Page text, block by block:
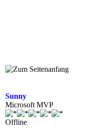
Sunny
Microsoft MVP
Offline